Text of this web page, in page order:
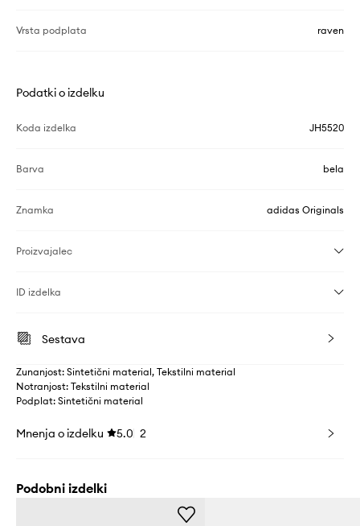
Vrsta podplata raven
Podatki o izdelku
Koda izdelka JH5520
Barva bela
Znamka adidas Originals
Proizvajalec
ID izdelka
Sestava
Zunanjost: Sintetični material, Tekstilni material
Notranjost: Tekstilni material
Podplat: Sintetični material
Mnenja o izdelku 5.0 2
Podobni izdelki